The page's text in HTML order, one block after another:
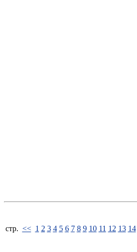
стp. << 1 2 3 4 5 6 7 8 9 10 11 12 13 14